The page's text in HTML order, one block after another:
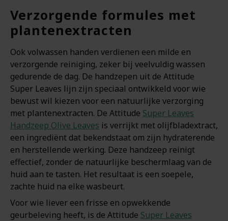
Verzorgende formules met
plantenextracten
Ook volwassen handen verdienen een milde en
verzorgende reiniging, zeker bij veelvuldig wassen
gedurende de dag. De handzepen uit de Attitude
Super Leaves lijn zijn speciaal ontwikkeld voor wie
bewust wil kiezen voor een natuurlijke verzorging
met plantenextracten. De Attitude Super Leaves
Handzeep Olive Leaves is verrijkt met olijfbladextract,
een ingrediënt dat bekendstaat om zijn hydraterende
en herstellende werking. Deze handzeep reinigt
effectief, zonder de natuurlijke beschermlaag van de
huid aan te tasten. Het resultaat is een soepele,
zachte huid na elke wasbeurt.
Voor wie liever een frisse en opwekkende
geurbeleving heeft, is de Attitude Super Leaves